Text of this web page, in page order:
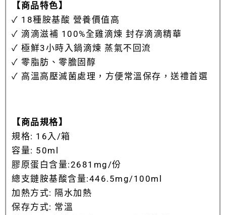
【商品特色】
✓ 18種胺基酸 營養價值高
✓ 滴滴滋補 100%全雞滴煉 封存滴滴精華
✓ 極鮮3小時入鍋滴煉 蒸氣不回流
✓ 零脂肪、零膽固醇
✓ 高溫高壓滅菌處理，方便常溫保存，送禮首選
【商品規格】
規格: 16入/箱
容量: 50ml
膠原蛋白含量:2681mg/份
總支鏈胺基酸含量:446.5mg/100ml
加熱方式: 隔水加熱
保存方式: 常溫